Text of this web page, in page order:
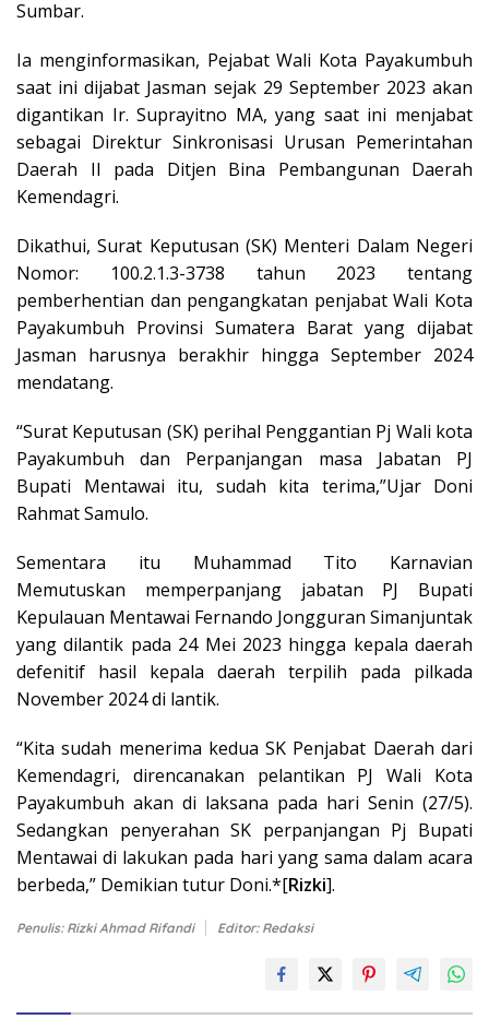
Sumbar.
Ia menginformasikan, Pejabat Wali Kota Payakumbuh
saat ini dijabat Jasman sejak 29 September 2023 akan
digantikan Ir. Suprayitno MA, yang saat ini menjabat
sebagai Direktur Sinkronisasi Urusan Pemerintahan
Daerah II pada Ditjen Bina Pembangunan Daerah
Kemendagri.
Dikathui, Surat Keputusan (SK) Menteri Dalam Negeri
Nomor: 100.2.1.3-3738 tahun 2023 tentang
pemberhentian dan pengangkatan penjabat Wali Kota
Payakumbuh Provinsi Sumatera Barat yang dijabat
Jasman harusnya berakhir hingga September 2024
mendatang.
“Surat Keputusan (SK) perihal Penggantian Pj Wali kota
Payakumbuh dan Perpanjangan masa Jabatan PJ
Bupati Mentawai itu, sudah kita terima,”Ujar Doni
Rahmat Samulo.
Sementara itu Muhammad Tito Karnavian
Memutuskan memperpanjang jabatan PJ Bupati
Kepulauan Mentawai Fernando Jongguran Simanjuntak
yang dilantik pada 24 Mei 2023 hingga kepala daerah
defenitif hasil kepala daerah terpilih pada pilkada
November 2024 di lantik.
“Kita sudah menerima kedua SK Penjabat Daerah dari
Kemendagri, direncanakan pelantikan PJ Wali Kota
Payakumbuh akan di laksana pada hari Senin (27/5).
Sedangkan penyerahan SK perpanjangan Pj Bupati
Mentawai di lakukan pada hari yang sama dalam acara
berbeda,” Demikian tutur Doni.*[Rizki].
Penulis: Rizki Ahmad Rifandi Editor: Redaksi